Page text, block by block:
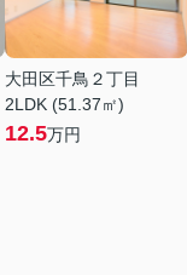
大田区千鳥２丁目
2LDK (51.37㎡)
12.5万円